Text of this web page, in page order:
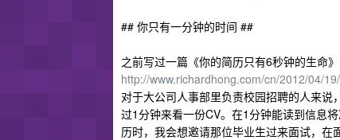
## 你只有一分钟的时间 ##
之前写过一篇《你的简历只有6秒钟的生命》
http://www.richardhong.com/cn/2012/04/
对于大公司人事部里负责校园招聘的人来
过1分钟来看一份CV。在1分钟能读到信息
历时，我会想邀请那位毕业生过来面试，